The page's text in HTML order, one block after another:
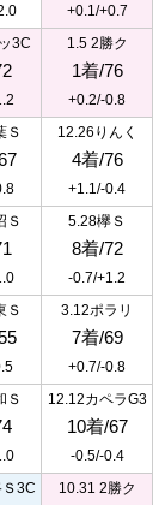
+0.1/+0.7
3C 1.5 2勝ク
1着/76
+0.2/-0.8
Ｓ 12.26りんく
4着/76
+1.1/-0.4
Ｓ 5.28欅Ｓ
8着/72
-0.7/+1.2
Ｓ 3.12ポラリ
7着/69
+0.7/-0.8
Ｓ 12.12カペラG3
10着/67
-0.5/-0.4
3C 10.31 2勝ク